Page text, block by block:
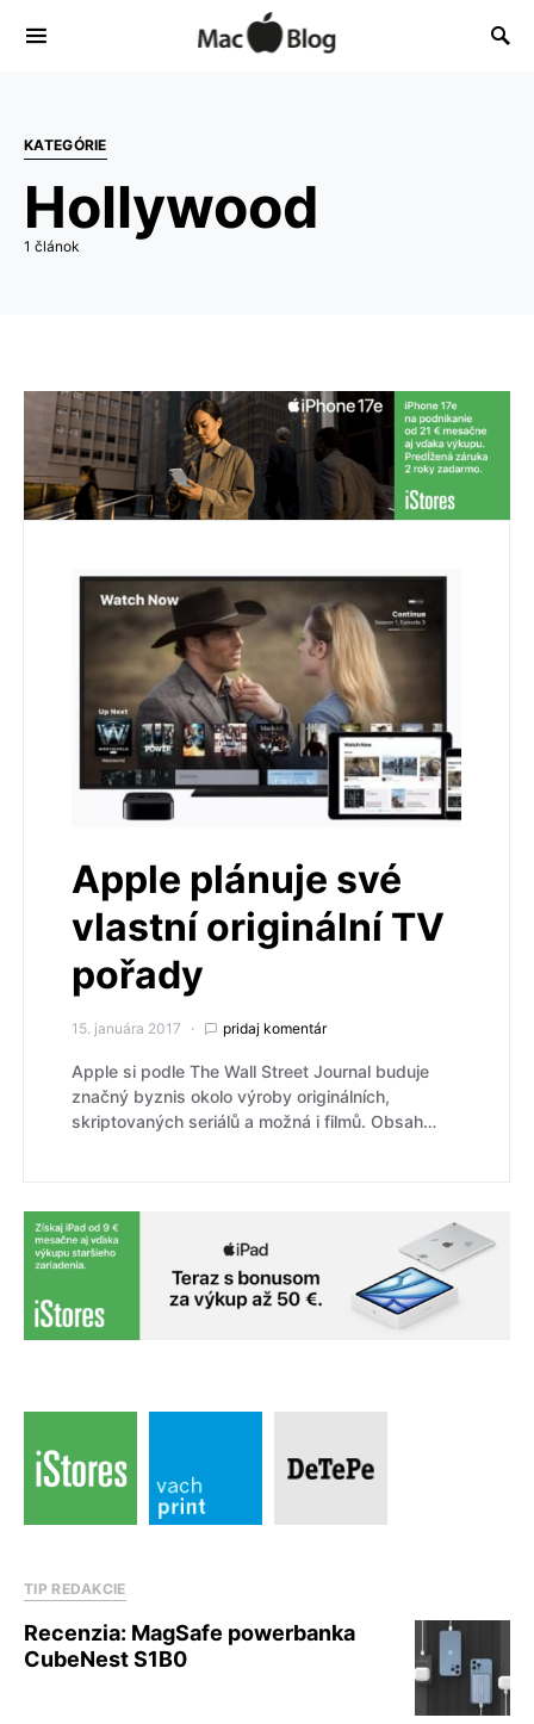
KATEGÓRIE
Hollywood
1 článok
Apple plánuje své
vlastní originální TV
pořady
15. januára 2017 pridaj komentár
Apple si podle The Wall Street Journal buduje
značný byznis okolo výroby originálních,
skriptovaných seriálů a možná i filmů. Obsah…
TIP REDAKCIE
Recenzia: MagSafe powerbanka
CubeNest S1B0